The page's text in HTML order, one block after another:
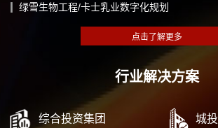
绿雪生物工程/卡士乳业数字化规划
行业解决方案
综合投资集团 城